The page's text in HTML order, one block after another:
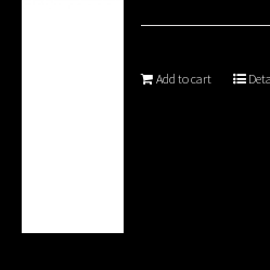
Add to cart